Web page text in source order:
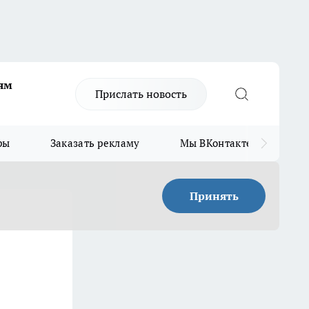
Прислать новость
Заказать рекламу Мы ВКонтакте
Принять